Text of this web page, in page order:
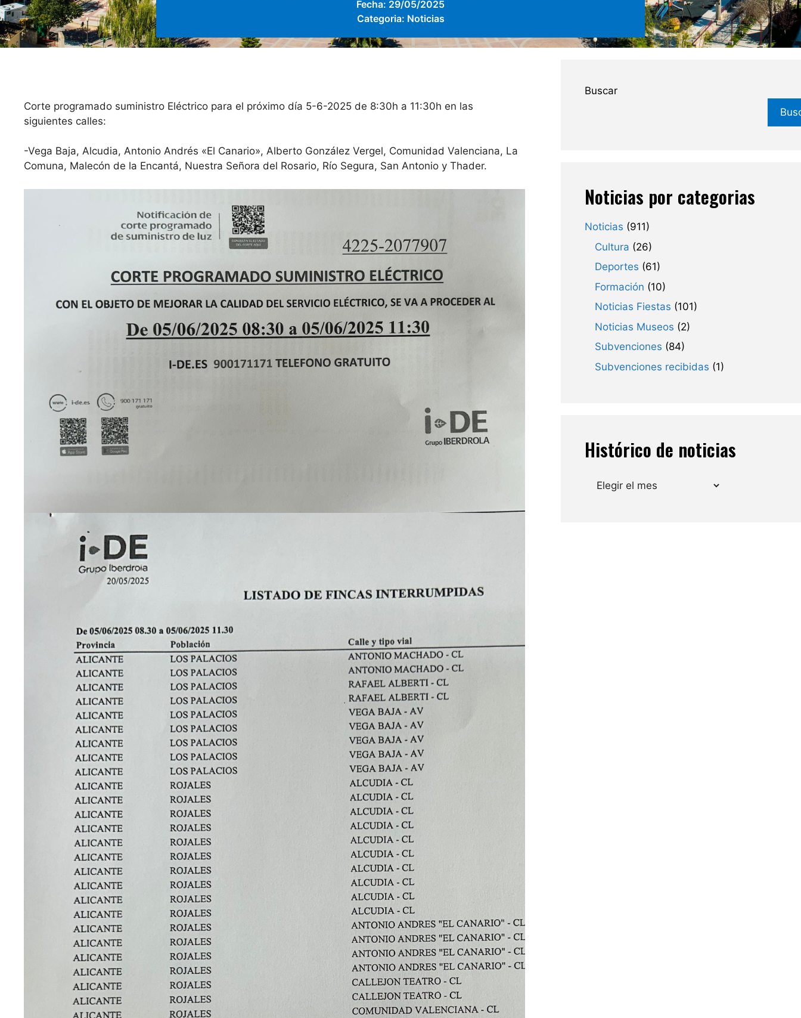
Fecha: 29/05/2025
Categoria: Noticias
Corte programado suministro Eléctrico para el próximo día 5-6-2025 de 8:30h a 11:30h en las
siguientes calles:
-Vega Baja, Alcudia, Antonio Andrés «El Canario», Alberto González Vergel, Comunidad Valenciana, La
Comuna, Malecón de la Encantá, Nuestra Señora del Rosario, Río Segura, San Antonio y Thader.
Buscar
Noticias por categorias
Noticias (911)
Cultura (26)
Deportes (61)
Formación (10)
Noticias Fiestas (101)
Noticias Museos (2)
Subvenciones (84)
Subvenciones recibidas (1)
Histórico de noticias
Archivos